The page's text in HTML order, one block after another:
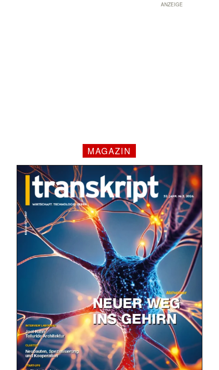
ANZEIGE
MAGAZIN